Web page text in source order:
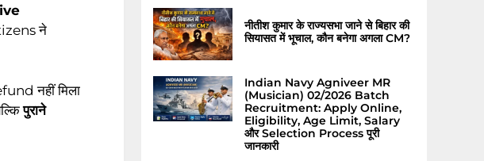
ने
नहीं मिला
पुराने
नीतीश कुमार के राज्यसभा जाने से बिहार की
सियासत में भूचाल, कौन बनेगा अगला CM?
Indian Navy Agniveer MR
(Musician) 02/2026 Batch
Recruitment: Apply Online,
Eligibility, Age Limit, Salary
और Selection Process पूरी
जानकारी